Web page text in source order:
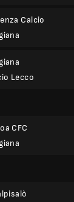
Calcio
Lecco
CFC